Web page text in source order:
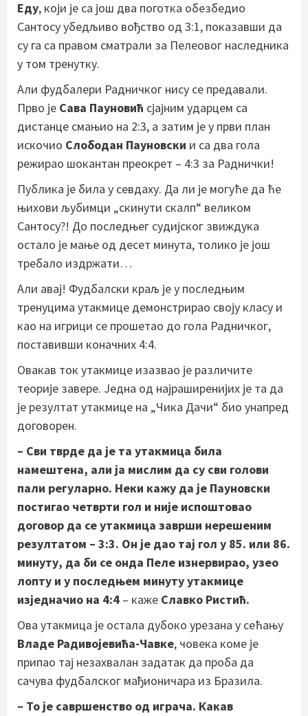
Еду, који је са још два поготка обезбедио
Сантосу убедљиво вођство од 3:1, показавши да
су га са правом сматрали за Пелеовог наследника
у том тренутку.
Али фудбалери Радничког нису се предавали.
Прво је Сава Пауновић сјајним ударцем са
дистанце смањио на 2:3, а затим је у први план
искочио Слободан Пауновски и са два гола
режирао шокантан преокрет – 4:3 за Раднички!
Публика је била у севдаху. Да ли је могуће да ће
њихови љубимци „скинути скалп“ великом
Сантосу?! До последњег судијског звиждука
остало је мање од десет минута, толико је још
требало издржати…
Али авај! Фудбалски краљ је у последњим
тренуцима утакмице демонстрирао своју класу и
као на игрици се прошетао до гола Радничког,
поставивши коначних 4:4.
Овакав ток утакмице изазвао је различите
теорије завере. Једна од најраширенијих је та да
је резултат утакмице на „Чика Дачи“ био унапред
договорен.
– Сви тврде да је та утакмица била
намештена, али ја мислим да су сви голови
пали регуларно. Неки кажу да је Пауновски
постигао четврти гол и није испоштовао
договор да се утакмица заврши нерешеним
резултатом – 3:3. Он је дао тај гол у 85. или 86.
минуту, да би се онда Пеле изнервирао, узео
лопту и у последњем минуту утакмице
изједначио на 4:4 – каже Славко Ристић.
Ова утакмица је остала дубоко урезана у сећању
Владе Радивојевића-Чавке, човека коме је
припао тај незахвалан задатак да проба да
сачува фудбалског мађионичара из Бразила.
– То је савршенство од играча. Какав